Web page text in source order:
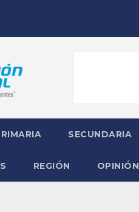
SECUNDARIA
REGIÓN OPINIÓN